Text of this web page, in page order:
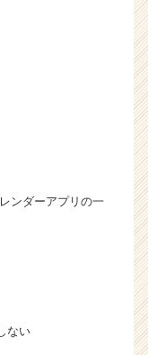
ンダーアプリの一
ない